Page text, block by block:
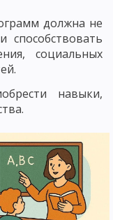
должна не
способствовать
социальных
навыки,